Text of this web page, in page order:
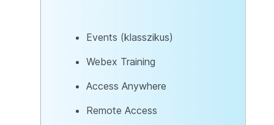
Events (klasszikus)
Webex Training
Access Anywhere
Remote Access